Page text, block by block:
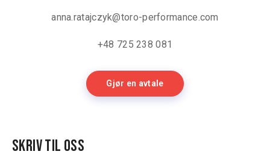
anna.ratajczyk@toro-performance.com
+48 725 238 081
Gjør en avtale
Skriv til oss